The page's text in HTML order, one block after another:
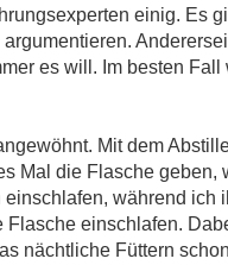
einig. Es
es will. Im besten
Mit dem
Mal die Flasche geben,
während ich
einschlafen.
nächtliche Füttern